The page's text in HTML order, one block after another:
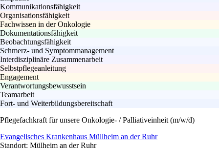
Kommunikationsfähigkeit
Organisationsfähigkeit
Fachwissen in der Onkologie
Dokumentationsfähigkeit
Beobachtungsfähigkeit
Schmerz- und Symptommanagement
Interdisziplinäre Zusammenarbeit
Selbstpflegeanleitung
Engagement
Verantwortungsbewusstsein
Teamarbeit
Fort- und Weiterbildungsbereitschaft
Pflegefachkraft für unsere Onkologie- / Palliativeinheit (m/w/d)
Evangelisches Krankenhaus Müllheim an der Ruhr
Standort: Mülheim an der Ruhr